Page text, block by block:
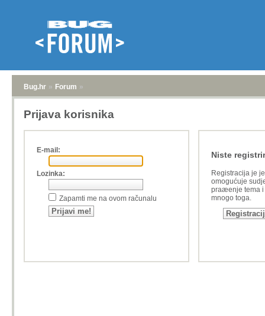
Bug.hr » Forum »
Prijava korisnika
E-mail:
Lozinka:
Zapamti me na ovom računalu
Niste
Registracija je
omogućuje
praæenje tema i
mnogo toga.